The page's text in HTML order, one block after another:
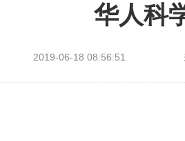
华人科
2019-06-18 08:56:51